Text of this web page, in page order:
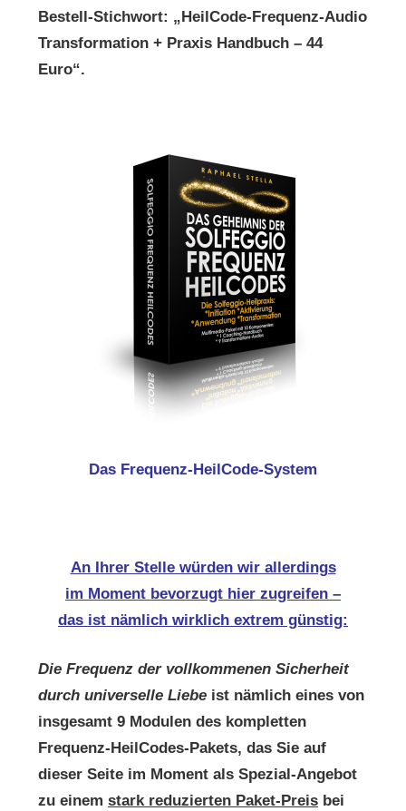
Bestell-Stichwort: „HeilCode-Frequenz-Audio
Transformation + Praxis Handbuch – 44
Euro“.
Das Frequenz-HeilCode-System
An Ihrer Stelle würden wir allerdings
im Moment bevorzugt hier zugreifen –
das ist nämlich wirklich extrem günstig:
Die Frequenz der vollkommenen Sicherheit
durch universelle Liebe ist nämlich eines von
insgesamt 9 Modulen des kompletten
Frequenz-HeilCodes-Pakets, das Sie auf
dieser Seite im Moment als Spezial-Angebot
zu einem stark reduzierten Paket-Preis bei